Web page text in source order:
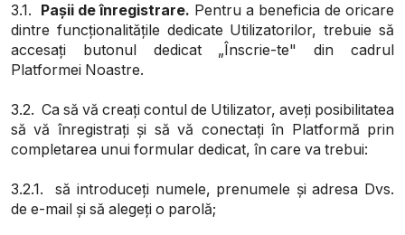
3.1. Pașii de înregistrare. Pentru a beneficia de oricare
dintre funcționalitățile dedicate Utilizatorilor, trebuie să
accesați butonul dedicat „Înscrie-te" din cadrul
Platformei Noastre.
3.2. Ca să vă creați contul de Utilizator, aveți posibilitatea
să vă înregistrați și să vă conectați în Platformă prin
completarea unui formular dedicat, în care va trebui:
3.2.1. să introduceți numele, prenumele și adresa Dvs.
de e-mail și să alegeți o parolă;